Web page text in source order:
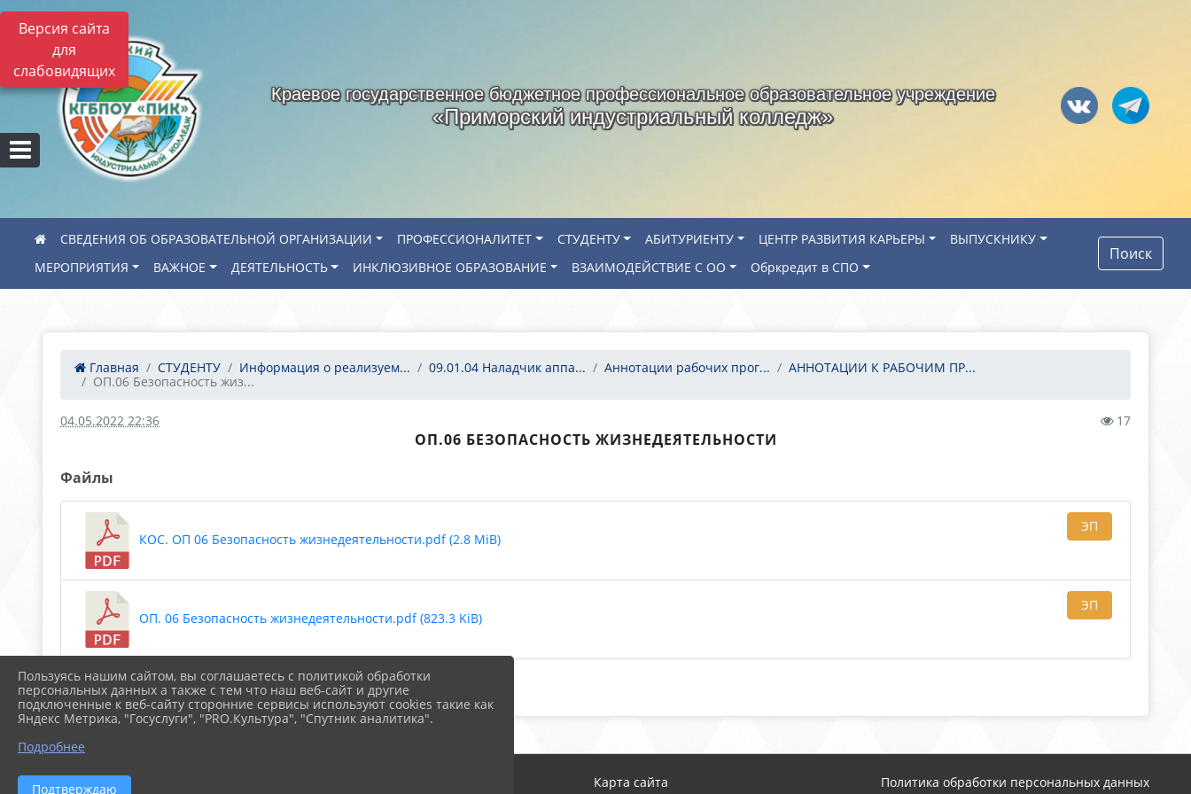
Версия сайта
для
слабовидящих
Краевое государственное бюджетное профессиональное образовательное учреждение
«Приморский индустриальный колледж»
СВЕДЕНИЯ ОБ ОБРАЗОВАТЕЛЬНОЙ ОРГАНИЗАЦИИ ПРОФЕССИОНАЛИТЕТ СТУДЕНТУ АБИТУРИЕНТУ ЦЕНТР РАЗВИТИЯ КАРЬЕРЫ
ВЫПУСКНИКУ
МЕРОПРИЯТИЯ
ВАЖНОЕ ДЕЯТЕЛЬНОСТЬ ИНКЛЮЗИВНОЕ ОБРАЗОВАНИЕ ВЗАИМОДЕЙСТВИЕ С ОО Обркредит в СПО
Поиск
Главная СТУДЕНТУ Информация о реализуем... 09.01.04 Наладчик аппа... Аннотации рабочих прог...
АННОТАЦИИ К РАБОЧИМ ПР...
ОП.06 Безопасность жиз...
04.05.2022 22:36 17
ОП.06 БЕЗОПАСНОСТЬ ЖИЗНЕДЕЯТЕЛЬНОСТИ
Файлы
КОС. ОП 06 Безопасность жизнедеятельности.pdf (2.8 MiB)
ЭП
ОП. 06 Безопасность жизнедеятельности.pdf (823.3 KiB)
ЭП
Скачать все
2026 г. arspik.ru Карта сайта Политика обработки персональных данных
Пользуясь нашим сайтом, вы соглашаетесь с политикой обработки
персональных данных а также с тем что наш веб-сайт и другие
подключенные к веб-сайту сторонние сервисы используют cookies такие как
Яндекс Метрика, "Госуслуги", "PRO.Культура", "Спутник аналитика".
Подробнее
Подтверждаю